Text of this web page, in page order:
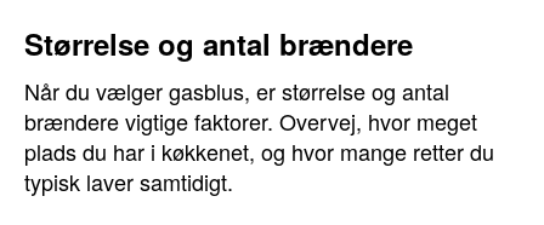
Størrelse og antal brændere
Når du vælger gasblus, er størrelse og antal
brændere vigtige faktorer. Overvej, hvor meget
plads du har i køkkenet, og hvor mange retter du
typisk laver samtidigt.